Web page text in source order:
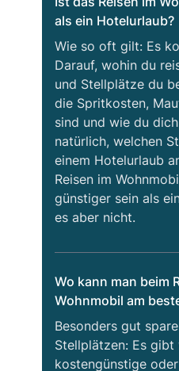
als ein Hotelurlaub?
Wie so oft gilt: Es
Darauf, wohin du
und Stellplätze du
die Spritkosten,
sind und wie du
natürlich, welchen
einem Hotelurlaub
Reisen im
günstiger sein als
es aber nicht.
Wo kann man beim
Wohnmobil am
Besonders gut
Stellplätzen: Es gibt
kostengünstige